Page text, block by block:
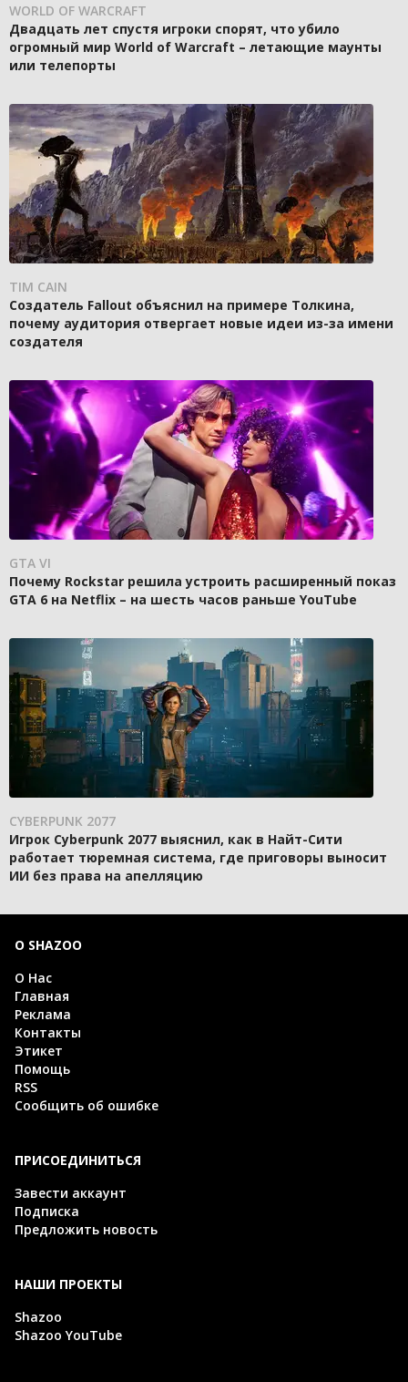
WORLD OF WARCRAFT
Двадцать лет спустя игроки спорят, что убило
огромный мир World of Warcraft – летающие маунты
или телепорты
TIM CAIN
Создатель Fallout объяснил на примере Толкина,
почему аудитория отвергает новые идеи из-за имени
создателя
GTA VI
Почему Rockstar решила устроить расширенный показ
GTA 6 на Netflix – на шесть часов раньше YouTube
CYBERPUNK 2077
Игрок Cyberpunk 2077 выяснил, как в Найт-Сити
работает тюремная система, где приговоры выносит
ИИ без права на апелляцию
О SHAZOO
О Нас
Главная
Реклама
Контакты
Этикет
Помощь
RSS
Сообщить об ошибке
ПРИСОЕДИНИТЬСЯ
Завести аккаунт
Подписка
Предложить новость
НАШИ ПРОЕКТЫ
Shazoo
Shazoo YouTube